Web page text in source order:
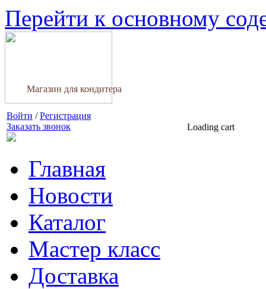
Перейти к основному
Магазин для кондитера
Войти /Регистрация
Заказать звонок
Loading cart
Главная
Новости
Каталог
Мастер класс
Доставка